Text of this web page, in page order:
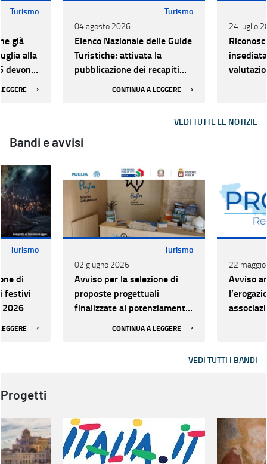
Turismo
già
alla
devono
Turismo
04 agosto 2026
Elenco Nazionale delle Guide
Turistiche: attivata la
pubblicazione dei recapiti
CONTINUA A LEGGERE
24 luglio
VEDI TUTTE LE NOTIZIE
Bandi e avvisi
Turismo
di
festivi
2026
Turismo
02 giugno 2026
Avviso per la selezione di
proposte progettuali
finalizzate al potenziamento
CONTINUA A LEGGERE
22
Avviso
VEDI TUTTI I BANDI
Progetti